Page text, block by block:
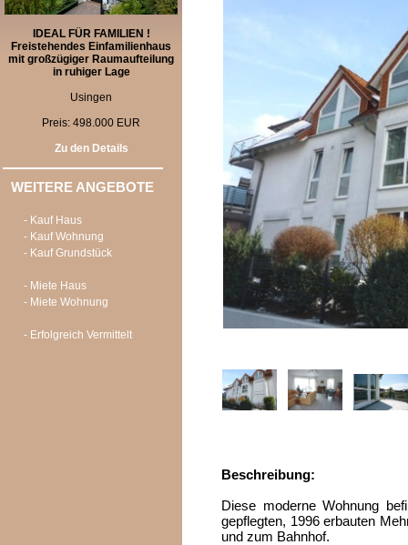
Beschreibung:
Diese moderne Wohnung
gepflegten, 1996 erbauten
und zum Bahnhof.
IDEAL FÜR FAMILIEN !
Freistehendes Einfamilienhaus
mit großzügiger Raumaufteilung
in ruhiger Lage
Usingen
Preis: 498.000 EUR
Zu den Details
WEITERE ANGEBOTE
- Kauf Haus
- Kauf Wohnung
- Kauf Grundstück
- Miete Haus
- Miete Wohnung
- Erfolgreich Vermittelt